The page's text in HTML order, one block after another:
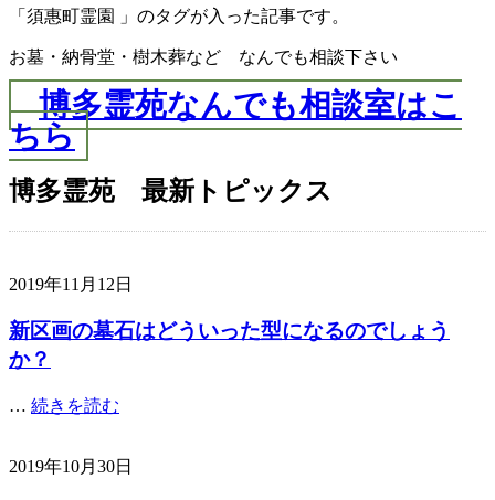
「須惠町霊園 」のタグが入った記事です。
お墓・納骨堂・樹木葬など なんでも相談下さい
博多霊苑なんでも相談室はこ
ちら
博多霊苑 最新トピックス
2019年11月12日
新区画の墓石はどういった型になるのでしょう
か？
… 続きを読む
2019年10月30日